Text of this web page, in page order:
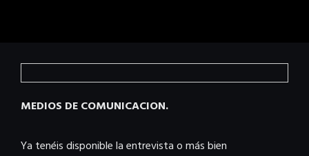
MEDIOS DE COMUNICACION.
Ya tenéis disponible la entrevista o más bien